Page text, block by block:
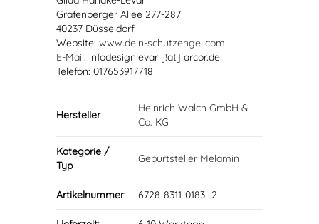
Grafenberger Allee 277-287
40237 Düsseldorf
Website: www.dein-schutzengel.com
E-Mail: infodesignlevar [!at] arcor.de
Telefon: 017653917718
Hersteller
Heinrich Walch GmbH &
Co. KG
Kategorie /
Typ
Geburtsteller Melamin
Artikelnummer 6728-8311-0183 -2